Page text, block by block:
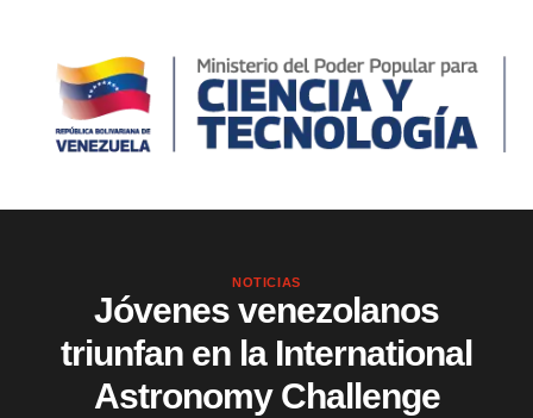
NOTICIAS
Jóvenes venezolanos
triunfan en la International
Astronomy Challenge